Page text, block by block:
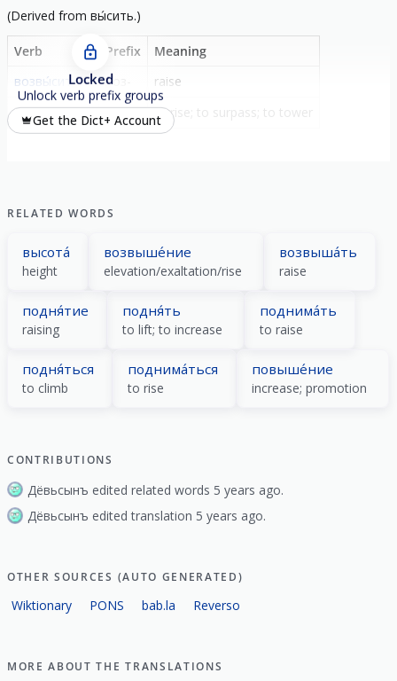
(Derived from вы́сить.)
Verb Prefix
Meaning
возвы́сить
воз-
raise
возвы́ситься
- to rise; to surpass; to tower
Locked
Unlock verb prefix groups
Get the Dict+ Account
RELATED WORDS
высота́
height
возвыше́ние
elevation/exaltation/rise
возвыша́ть
raise
подня́тие
raising
подня́ть
to lift; to increase
поднима́ть
to raise
подня́ться
to climb
поднима́ться
to rise
повыше́ние
increase; promotion
CONTRIBUTIONS
Дёвьсынъ edited related words 5 years ago.
Дёвьсынъ edited translation 5 years ago.
OTHER SOURCES (AUTO GENERATED)
Wiktionary PONS bab.la Reverso
MORE ABOUT THE TRANSLATIONS